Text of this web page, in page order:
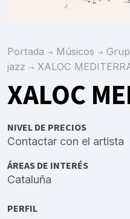
Portada Músicos
jazz
XALOC
XALOC
NIVEL DE PRECIOS
Contactar con el artista
ÁREAS DE INTERÉS
Cataluña
PERFIL